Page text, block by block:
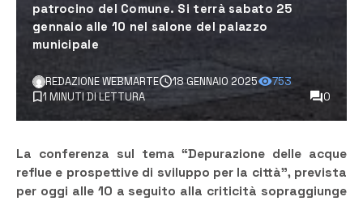
patrocino del Comune. Si terrà sabato 25
gennaio alle 10 nel salone del palazzo
municipale
REDAZIONE WEBMARTE 18 GENNAIO 2025
753
1 MINUTI DI LETTURA
0
La conferenza sul tema “Depurazione delle acque
reflue e prospettive di sviluppo per la città”, prevista
per oggi alle 10 a seguito alla criticità sopraggiunge